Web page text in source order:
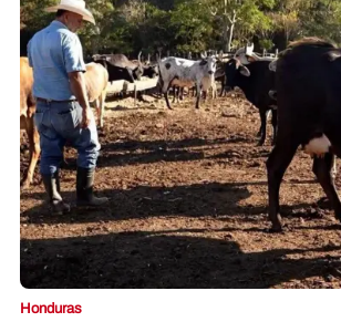
Honduras